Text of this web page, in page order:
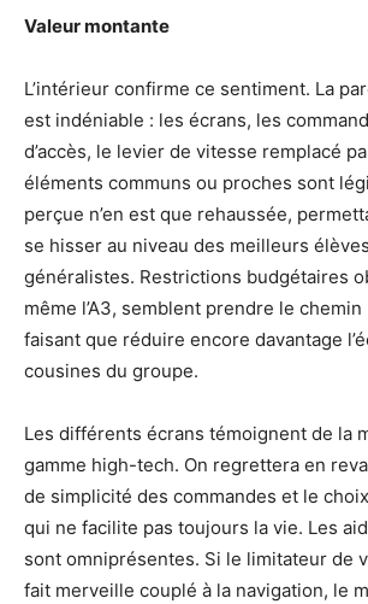
Valeur montante
L’intérieur confirme ce sentiment. La
est indéniable : les écrans, les
d’accès, le levier de vitesse remplacé
éléments communs ou proches sont
perçue n’en est que rehaussée,
se hisser au niveau des meilleurs
généralistes. Restrictions budgétaires
même l’A3, semblent prendre le
faisant que réduire encore davantage
cousines du groupe.
Les différents écrans témoignent de la
gamme high-tech. On regrettera en
de simplicité des commandes et le
qui ne facilite pas toujours la vie. Les
sont omniprésentes. Si le limitateur de
fait merveille couplé à la navigation, le